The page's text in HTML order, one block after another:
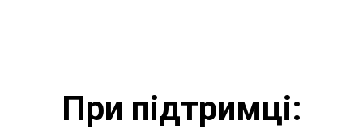
При підтримці: